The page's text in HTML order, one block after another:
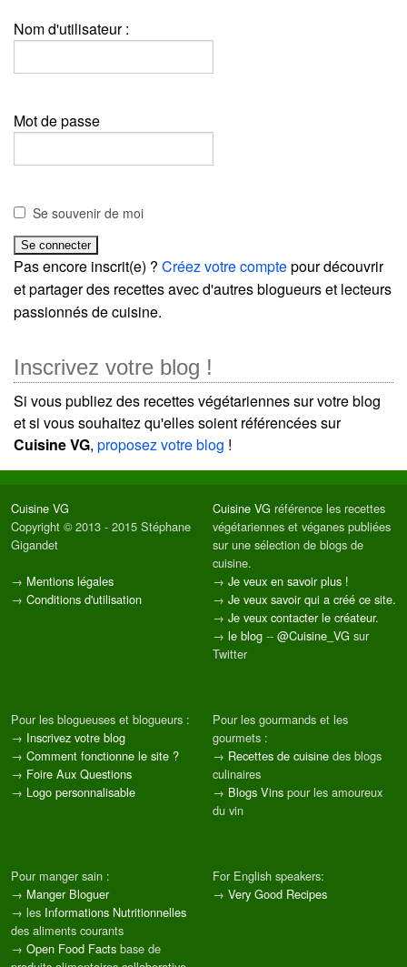
Nom d'utilisateur :
Mot de passe
Se souvenir de moi
Pas encore inscrit(e) ? Créez votre comptepour découvrir
et partager des recettes avec d'autres blogueurs et lecteurs
passionnés de cuisine.
Inscrivez votre blog !
Si vous publiez des recettes végétariennes sur votre blog
et si vous souhaitez qu'elles soient référencées sur
Cuisine VG, proposez votre blog !
Cuisine VG
Copyright © 2013 - 2015 Stéphane
Gigandet
→ Mentions légales
→ Conditions d'utilisation
Cuisine VG référence les recettes
végétariennes et véganes publiées
sur une sélection de blogs de
cuisine.
→ Je veux en savoir plus !
→ Je veux savoir qui a créé ce site.
→ Je veux contacter le créateur.
→ le blog -- @Cuisine_VG sur
Twitter
Pour les blogueuses et blogueurs :
→ Inscrivez votre blog
→ Comment fonctionne le site ?
→ Foire Aux Questions
→ Logo personnalisable
Pour les gourmands et les
gourmets :
→ Recettes de cuisine des blogs
culinaires
→ Blogs Vins pour les amoureux
du vin
Pour manger sain :
→ Manger Bloguer
→ les Informations Nutritionnelles
des aliments courants
→ Open Food Facts base de
For English speakers:
→ Very Good Recipes